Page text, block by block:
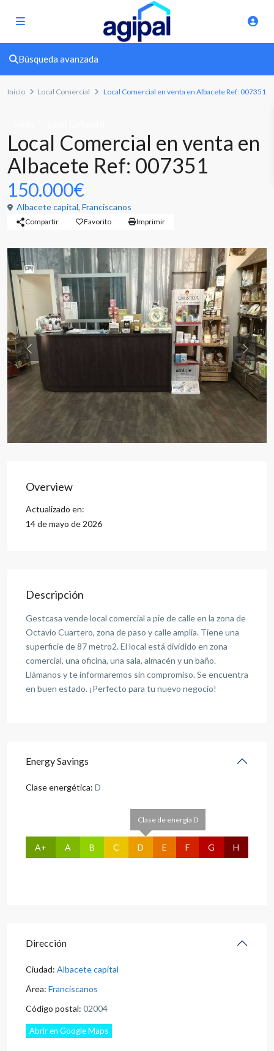
Búsqueda avanzada
Inicio Local Comercial Local Comercial en venta en Albacete Ref: 007351
Local Comercial en venta en
Albacete Ref: 007351
150.000€
Albacete capital, Franciscanos
Compartir Favorito Imprimir
Previous
Overview
Actualizado en:
14 de mayo de 2026
Descripción
Gestcasa vende local comercial a pie de calle en la zona de
Octavio Cuartero, zona de paso y calle amplia. Tiene una
superficie de 87 metro2. El local está dividido en zona
comercial, una oficina, una sala, almacén y un baño.
Llámanos y te informaremos sin compromiso. Se encuentra
en buen estado. ¡Perfecto para tu nuevo negocio!
Energy Savings
Clase energética: D
A+ A B C
Clase de energía D
D E F G H
Dirección
Ciudad: Albacete capital
Área: Franciscanos
Código postal: 02004
Abrir en Google Maps